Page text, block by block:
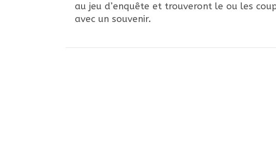
au jeu d’enquête et trouveront le ou les
avec un souvenir.